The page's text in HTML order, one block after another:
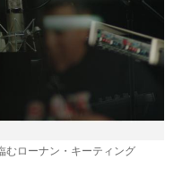
むローナン・キーティング